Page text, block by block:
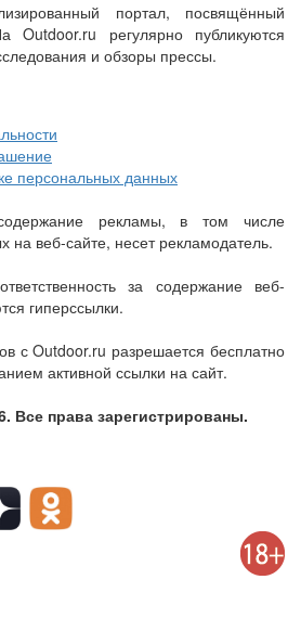
портал, посвящённый
Outdoor.ru регулярно публикуются
и обзоры прессы.
персональных данных
рекламы, в том числе
веб-сайте, несет рекламодатель.
за содержание веб-
гиперссылки.
с Outdoor.ru разрешается бесплатно
активной ссылки на сайт.
Все права зарегистрированы.